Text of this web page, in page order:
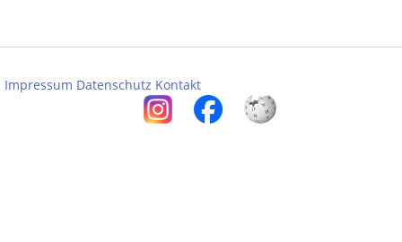
Impressum Datenschutz Kontakt